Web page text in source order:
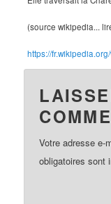
(source wikipedia...
https://
Votre adresse e-
obligatoires sont